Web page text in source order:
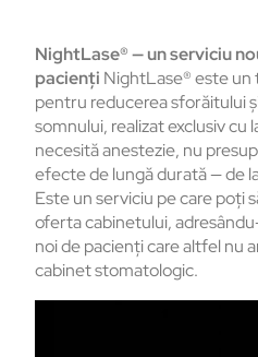
NightLase® — un serviciu
pacienți NightLase® este
pentru reducerea sforăitului
somnului, realizat exclusiv cu
necesită anestezie, nu
efecte de lungă durată — de la
Este un serviciu pe care poți
oferta cabinetului,
noi de pacienți care altfel nu
cabinet stomatologic.